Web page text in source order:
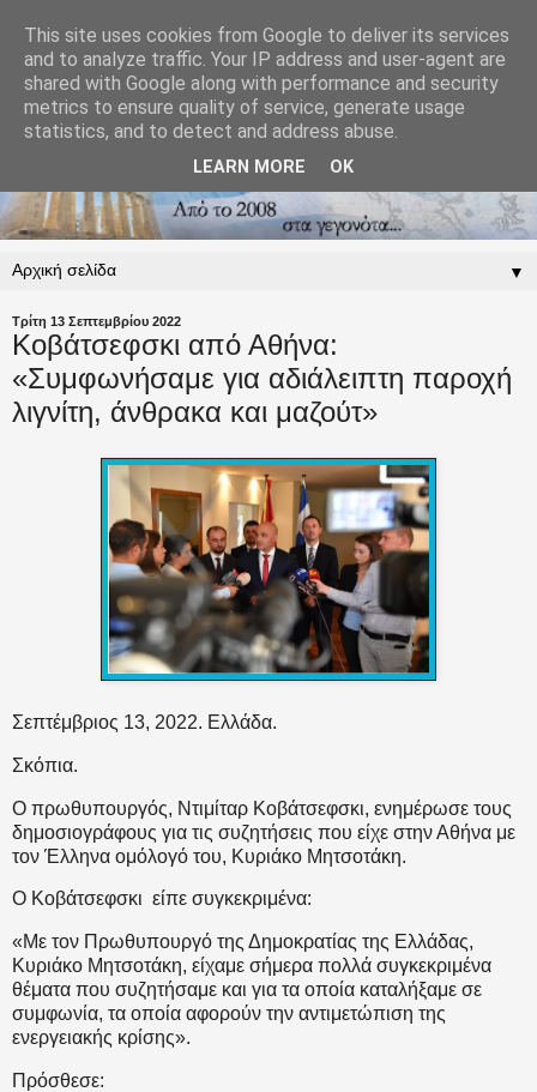
▼
Τρίτη 13 Σεπτεμβρίου 2022
Κοβάτσεφσκι από Αθήνα:
«Συμφωνήσαμε για αδιάλειπτη παροχή
λιγνίτη, άνθρακα και μαζούτ»
Σεπτέμβριος 13, 2022. Ελλάδα.
Σκόπια.
Ο πρωθυπουργός, Ντιμίταρ Κοβάτσεφσκι, ενημέρωσε τους
δημοσιογράφους για τις συζητήσεις που είχε στην Αθήνα με
τον Έλληνα ομόλογό του, Κυριάκο Μητσοτάκη.
Ο Κοβάτσεφσκι είπε συγκεκριμένα:
«Με τον Πρωθυπουργό της Δημοκρατίας της Ελλάδας,
Κυριάκο Μητσοτάκη, είχαμε σήμερα πολλά συγκεκριμένα
θέματα που συζητήσαμε και για τα οποία καταλήξαμε σε
συμφωνία, τα οποία αφορούν την αντιμετώπιση της
ενεργειακής κρίσης».
Πρόσθεσε:
This site uses cookies from Google to deliver its services
and to analyze traffic. Your IP address and user-agent are
shared with Google along with performance and security
metrics to ensure quality of service, generate usage
statistics, and to detect and address abuse.
LEARN MORE OK